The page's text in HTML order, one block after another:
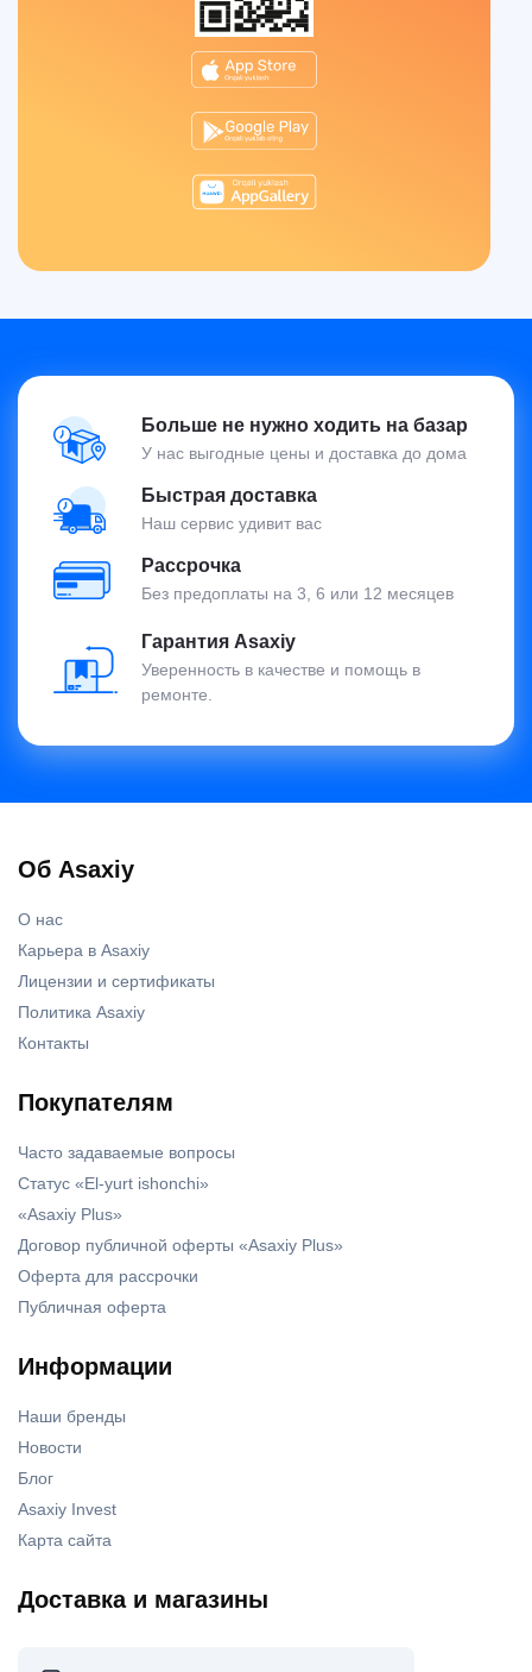
Больше не нужно ходить на базар
У нас выгодные цены и доставка до дома
Быстрая доставка
Наш сервис удивит вас
Рассрочка
Без предоплаты на 3, 6 или 12 месяцев
Гарантия Asaxiy
Уверенность в качестве и помощь в
ремонте.
Об Asaxiy
О нас
Карьера в Asaxiy
Лицензии и сертификаты
Политика Asaxiy
Контакты
Покупателям
Часто задаваемые вопросы
Статус «El-yurt ishonchi»
«Asaxiy Plus»
Договор публичной оферты «Asaxiy Plus»
Оферта для рассрочки
Публичная оферта
Информации
Наши бренды
Новости
Блог
Asaxiy Invest
Карта сайта
Доставка и магазины